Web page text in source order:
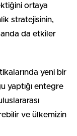
ortaya
stratejisinin,
da etkiler
yeni bir
yaptığı entegre
ve ülkemizin